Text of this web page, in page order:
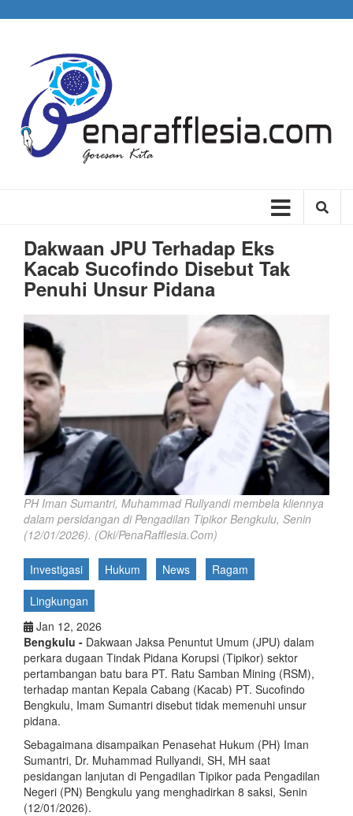
to
Dakwaan JPU Terhadap Eks
Kacab Sucofindo Disebut Tak
Penuhi Unsur Pidana
PH Iman Sumantri, Muhammad Rullyandi membela kliennya
dalam persidangan di Pengadilan Tipikor Bengkulu, Senin
(12/01/2026). (Oki/PenaRafflesia.Com)
Investigasi Hukum News
Ragam
Lingkungan
Jan 12, 2026
Bengkulu - Dakwaan Jaksa Penuntut Umum (JPU) dalam
perkara dugaan Tindak Pidana Korupsi (Tipikor) sektor
pertambangan batu bara PT. Ratu Samban Mining (RSM),
terhadap mantan Kepala Cabang (Kacab) PT. Sucofindo
Bengkulu, Imam Sumantri disebut tidak memenuhi unsur
pidana.
Sebagaimana disampaikan Penasehat Hukum (PH) Iman
Sumantri, Dr. Muhammad Rullyandi, SH, MH saat
pesidangan lanjutan di Pengadilan Tipikor pada Pengadilan
Negeri (PN) Bengkulu yang menghadirkan 8 saksi, Senin
(12/01/2026).